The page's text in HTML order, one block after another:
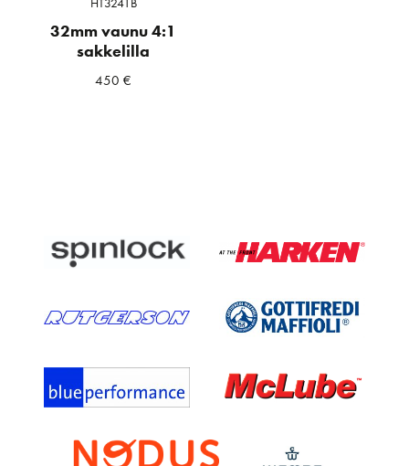
32mm vaunu 4:1
sakkelilla
450€